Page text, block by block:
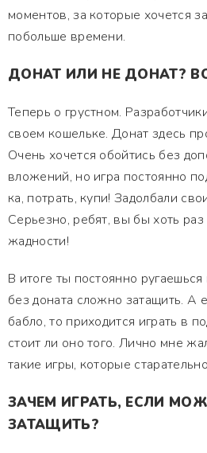
моментов, за которые хочется
побольше времени.
ДОНАТ ИЛИ НЕ ДОНАТ?
Теперь о грустном.
своем кошельке. Донат здесь
Очень хочется обойтись без
вложений, но игра постоянно
ка, потрать, купи! Задолбали
Серьезно, ребят, вы бы хоть раз
жадности!
В итоге ты постоянно
без доната сложно затащить. А
бабло, то приходится играть в
стоит ли оно того. Лично мне
такие игры, которые
ЗАЧЕМ ИГРАТЬ, ЕСЛИ
ЗАТАЩИТЬ?